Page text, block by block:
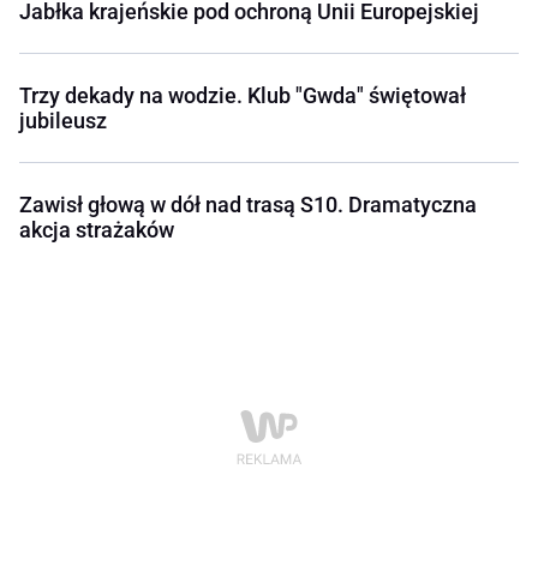
Jabłka krajeńskie pod ochroną Unii Europejskiej
Trzy dekady na wodzie. Klub "Gwda" świętował
jubileusz
Zawisł głową w dół nad trasą S10. Dramatyczna
akcja strażaków